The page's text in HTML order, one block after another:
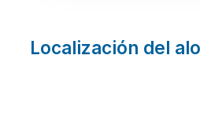
Localización del